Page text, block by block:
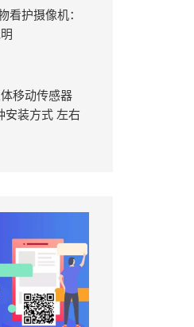
看护摄像机：
移动传感器
安装方式 左右